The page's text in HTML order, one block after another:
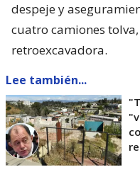
despeje y
cuatro camiones
retroexcavadora.
Lee también...